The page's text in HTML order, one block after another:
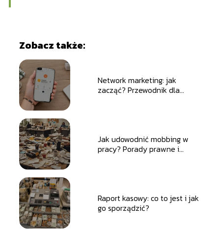
Zobacz także:
Network marketing: jak
zacząć? Przewodnik dla
Jak udowodnić mobbing w
pracy? Porady prawne i
Raport kasowy: co to jest i jak
go sporządzić?